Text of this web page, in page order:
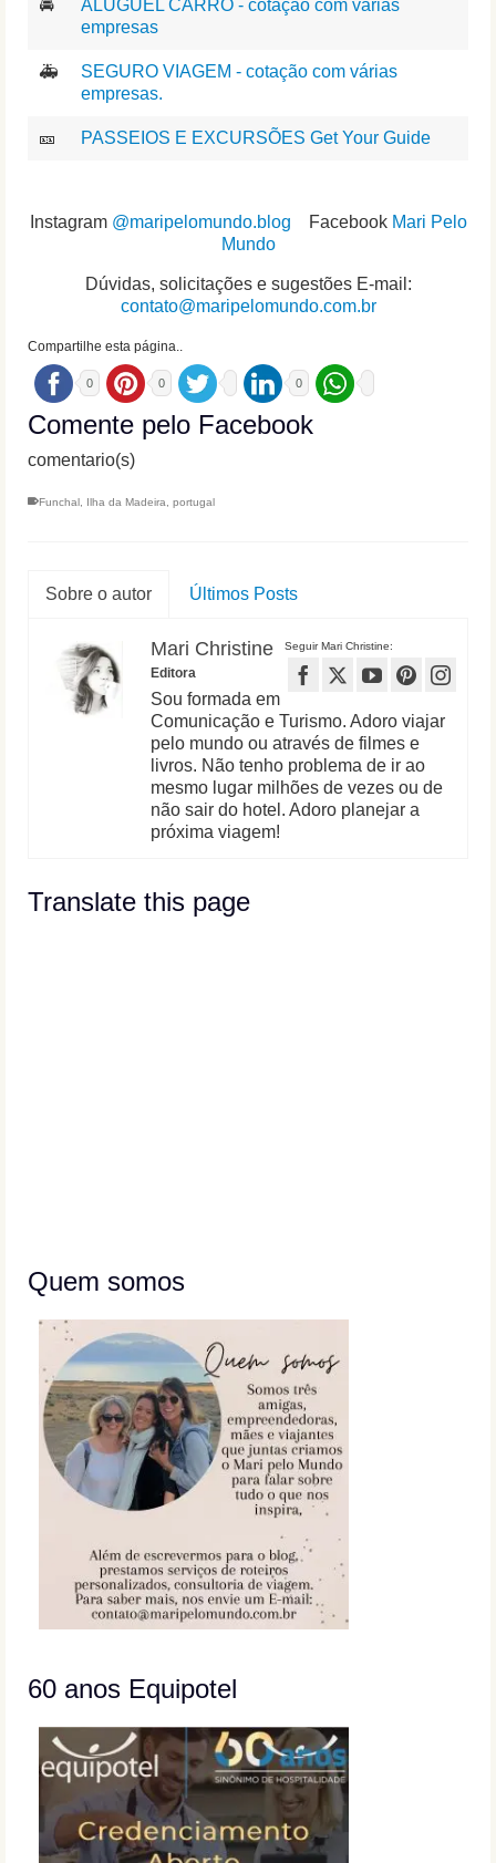
🚘
ALUGUEL CARRO - cotação com várias
empresas
🚑
SEGURO VIAGEM - cotação com várias
empresas.
🎫 PASSEIOS E EXCURSÕES Get Your Guide
Instagram @maripelomundo.blog Facebook Mari Pelo
Mundo
Dúvidas, solicitações e sugestões E-mail:
contato@maripelomundo.com.br
Compartilhe esta página..
0 0 0
Comente pelo Facebook
comentario(s)
Funchal Ilha da Madeira portugal
Sobre o autor Últimos Posts
Seguir Mari Christine:
Mari Christine
Editora
Sou formada em
Comunicação e Turismo. Adoro viajar
pelo mundo ou através de filmes e
livros. Não tenho problema de ir ao
mesmo lugar milhões de vezes ou de
não sair do hotel. Adoro planejar a
próxima viagem!
Translate this page
Quem somos
60 anos Equipotel